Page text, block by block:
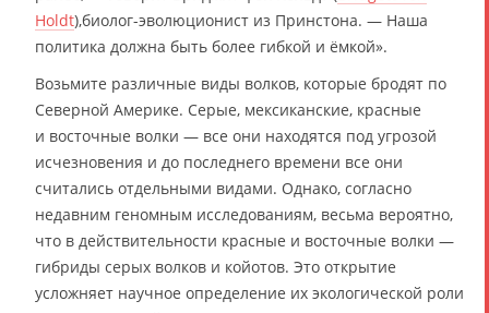
Holdt),биолог-эволюционист из Принстона. — Наша
политика должна быть более гибкой и ёмкой».
Возьмите различные виды волков, которые бродят по
Северной Америке. Серые, мексиканские, красные
и восточные волки — все они находятся под угрозой
исчезновения и до последнего времени все они
считались отдельными видами. Однако, согласно
недавним геномным исследованиям, весьма вероятно,
что в действительности красные и восточные волки —
гибриды серых волков и койотов. Это открытие
усложняет научное определение их экологической роли